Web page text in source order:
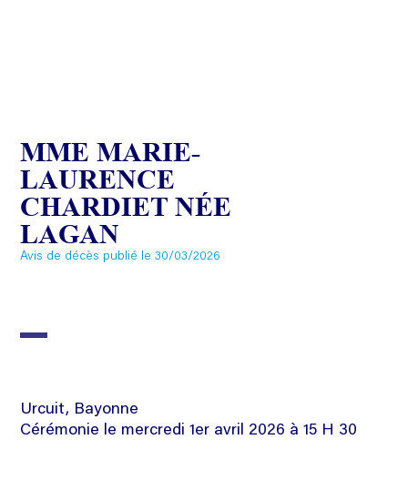
MME MARIE-
LAURENCE
CHARDIET NÉE
LAGAN
Avis de décès publié le 30/03/2026
Urcuit, Bayonne
Cérémonie le mercredi 1er avril 2026 à 15 H 30